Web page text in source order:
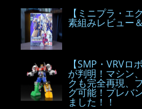
【ミニプラ・エ
素組みレビュー
【SMP・VRV
が判明！マシン
クも完全再現、
グ可能！プレバ
ました！！